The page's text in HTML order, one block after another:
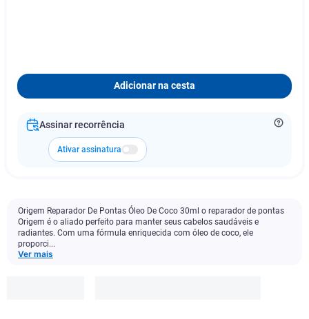
Adicionar na cesta
Assinar recorrência
Ativar assinatura
Origem Reparador De Pontas Óleo De Coco 30ml o reparador de pontas
Origem é o aliado perfeito para manter seus cabelos saudáveis e
radiantes. Com uma fórmula enriquecida com óleo de coco, ele
proporci...
Ver mais